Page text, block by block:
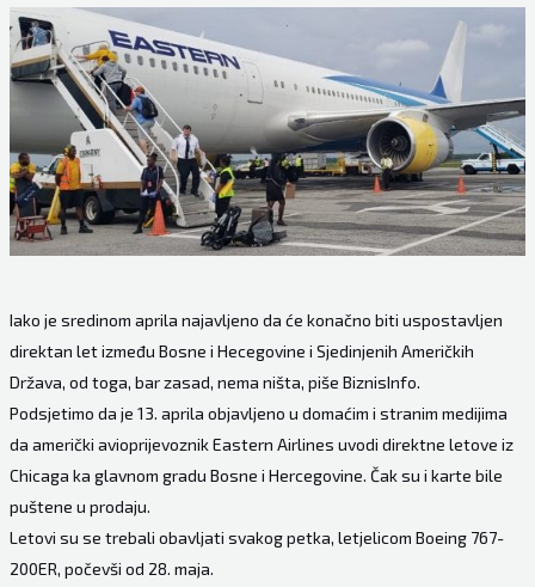
Iako je sredinom aprila najavljeno da će konačno biti uspostavljen
direktan let između Bosne i Hecegovine i Sjedinjenih Američkih
Država, od toga, bar zasad, nema ništa, piše BiznisInfo.
Podsjetimo da je 13. aprila objavljeno u domaćim i stranim medijima
da američki avioprijevoznik Eastern Airlines uvodi direktne letove iz
Chicaga ka glavnom gradu Bosne i Hercegovine. Čak su i karte bile
puštene u prodaju.
Letovi su se trebali obavljati svakog petka, letjelicom Boeing 767-
200ER, počevši od 28. maja.